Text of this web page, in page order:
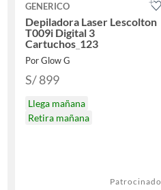
GENERICO
Depiladora Laser Lescolton
T009i Digital 3
Cartuchos_123
Por Glow G
S/ 899
Llega mañana
Retira mañana
Patrocinado